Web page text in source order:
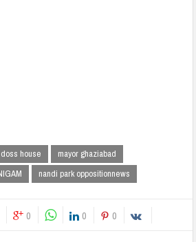
doss house
mayor ghaziabad
nandi park oppositionnews
0 0 0